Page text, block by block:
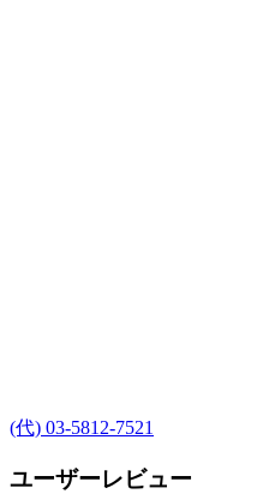
(代) 03-5812-7521
ユーザーレビュー